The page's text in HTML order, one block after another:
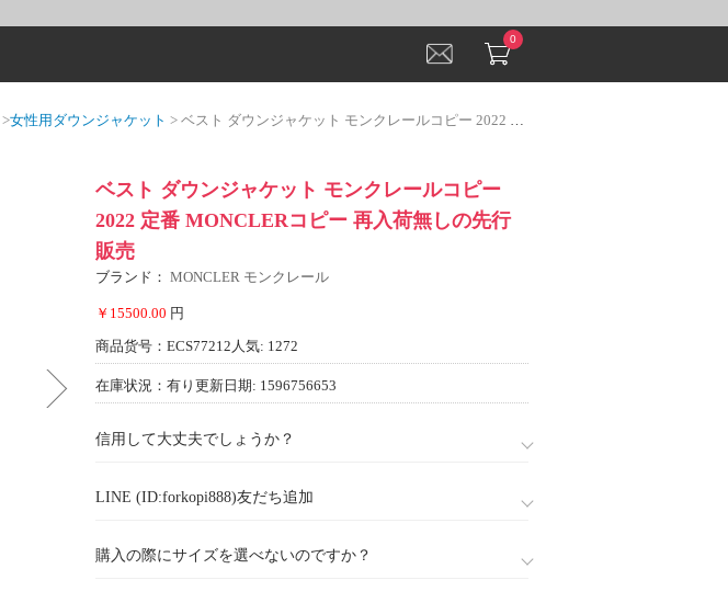
0
>女性用ダウンジャケット > ベスト ダウンジャケット モンクレールコピー 2022 定番 MONCLERコピー 再入荷無しの先行販売
ベスト ダウンジャケット モンクレールコピー
2022 定番 MONCLERコピー 再入荷無しの先行
販売
ブランド： MONCLER モンクレール
￥15500.00 円
商品货号：ECS77212 人気: 1272
在庫状況：有り 更新日期: 1596756653
信用して大丈夫でしょうか？
LINE (ID:forkopi888)友だち追加
購入の際にサイズを選べないのですか？